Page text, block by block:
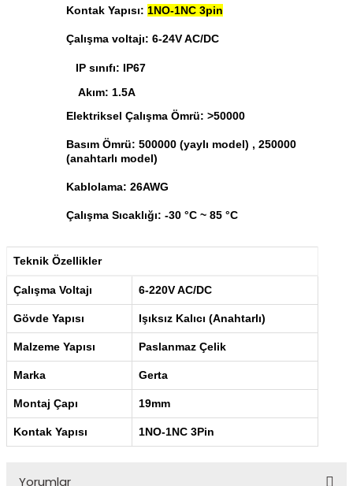
Kontak Yapısı: 1NO-1NC 3pin
Çalışma voltajı: 6-24V AC/DC
IP sınıfı: IP67
Akım: 1.5A
Elektriksel Çalışma Ömrü: >50000
Basım Ömrü: 500000 (yaylı model) , 250000
(anahtarlı model)
Kablolama: 26AWG
Çalışma Sıcaklığı: -30 °C ~ 85 °C
Teknik Özellikler
Çalışma Voltajı 6-220V AC/DC
Gövde Yapısı Işıksız Kalıcı (Anahtarlı)
Malzeme Yapısı Paslanmaz Çelik
Marka Gerta
Montaj Çapı 19mm
Kontak Yapısı 1NO-1NC 3Pin
Yorumlar